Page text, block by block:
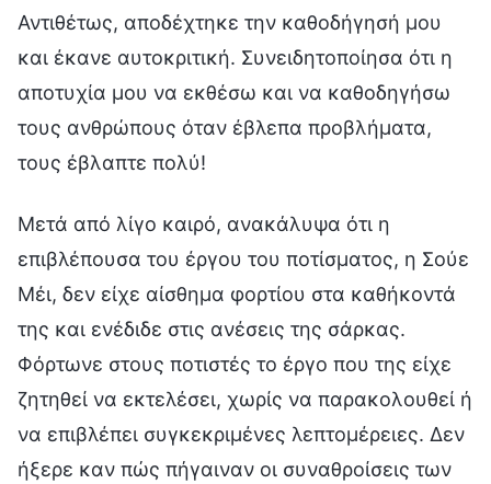
Αντιθέτως, αποδέχτηκε την καθοδήγησή μου
και έκανε αυτοκριτική. Συνειδητοποίησα ότι η
αποτυχία μου να εκθέσω και να καθοδηγήσω
τους ανθρώπους όταν έβλεπα προβλήματα,
τους έβλαπτε πολύ!
Μετά από λίγο καιρό, ανακάλυψα ότι η
επιβλέπουσα του έργου του ποτίσματος, η Σούε
Μέι, δεν είχε αίσθημα φορτίου στα καθήκοντά
της και ενέδιδε στις ανέσεις της σάρκας.
Φόρτωνε στους ποτιστές το έργο που της είχε
ζητηθεί να εκτελέσει, χωρίς να παρακολουθεί ή
να επιβλέπει συγκεκριμένες λεπτομέρειες. Δεν
ήξερε καν πώς πήγαιναν οι συναθροίσεις των